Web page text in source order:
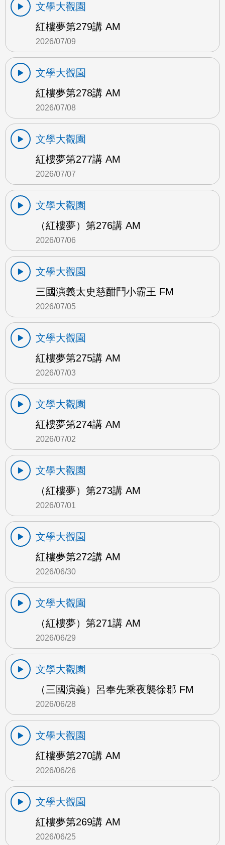
文學大觀園
紅樓夢第279講 AM
2026/07/09
文學大觀園
紅樓夢第278講 AM
2026/07/08
文學大觀園
紅樓夢第277講 AM
2026/07/07
文學大觀園
（紅樓夢）第276講 AM
2026/07/06
文學大觀園
三國演義太史慈酣鬥小霸王 FM
2026/07/05
文學大觀園
紅樓夢第275講 AM
2026/07/03
文學大觀園
紅樓夢第274講 AM
2026/07/02
文學大觀園
（紅樓夢）第273講 AM
2026/07/01
文學大觀園
紅樓夢第272講 AM
2026/06/30
文學大觀園
（紅樓夢）第271講 AM
2026/06/29
文學大觀園
（三國演義）呂奉先乘夜襲徐郡 FM
2026/06/28
文學大觀園
紅樓夢第270講 AM
2026/06/26
文學大觀園
紅樓夢第269講 AM
2026/06/25